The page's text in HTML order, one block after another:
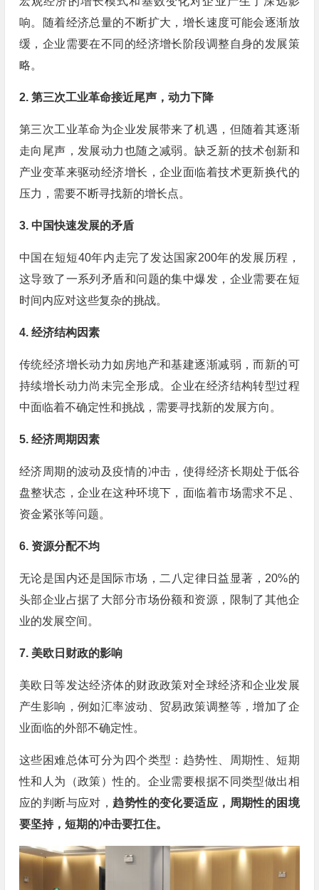
响。随着经济总量的不断扩大，增长速度可能会逐渐放
缓，企业需要在不同的经济增长阶段调整自身的发展策
略。
2. 第三次工业革命接近尾声，动力下降
第三次工业革命为企业发展带来了机遇，但随着其逐渐
走向尾声，发展动力也随之减弱。缺乏新的技术创新和
产业变革来驱动经济增长，企业面临着技术更新换代的
压力，需要不断寻找新的增长点。
3. 中国快速发展的矛盾
中国在短短40年内走完了发达国家200年的发展历程，
这导致了一系列矛盾和问题的集中爆发，企业需要在短
时间内应对这些复杂的挑战。
4. 经济结构因素
传统经济增长动力如房地产和基建逐渐减弱，而新的可
持续增长动力尚未完全形成。企业在经济结构转型过程
中面临着不确定性和挑战，需要寻找新的发展方向。
5. 经济周期因素
经济周期的波动及疫情的冲击，使得经济长期处于低谷
盘整状态，企业在这种环境下，面临着市场需求不足、
资金紧张等问题。
6. 资源分配不均
无论是国内还是国际市场，二八定律日益显著，20%的
头部企业占据了大部分市场份额和资源，限制了其他企
业的发展空间。
7. 美欧日财政的影响
美欧日等发达经济体的财政政策对全球经济和企业发展
产生影响，例如汇率波动、贸易政策调整等，增加了企
业面临的外部不确定性。
这些困难总体可分为四个类型：趋势性、周期性、短期
性和人为（政策）性的。企业需要根据不同类型做出相
应的判断与应对， 趋势性的变化要适应，周期性的困境
要坚持，短期的冲击要扛住。